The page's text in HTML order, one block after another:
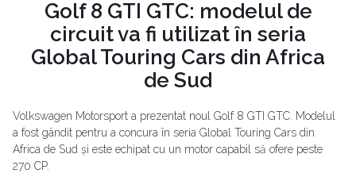
Golf 8 GTI GTC: modelul de
circuit va fi utilizat în seria
Global Touring Cars din Africa
de Sud
Volkswagen Motorsport a prezentat noul Golf 8 GTI GTC. Modelul
a fost gândit pentru a concura în seria Global Touring Cars din
Africa de Sud și este echipat cu un motor capabil să ofere peste
270 CP.